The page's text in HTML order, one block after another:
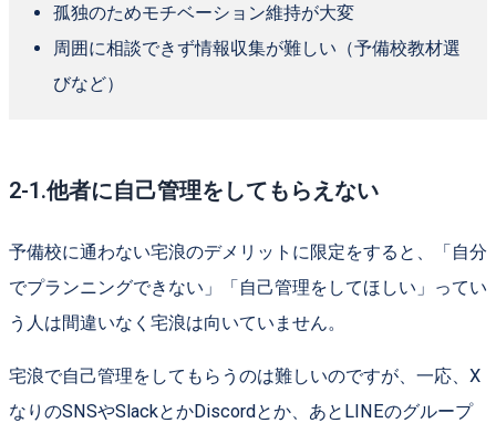
孤独のためモチベーション維持が大変
周囲に相談できず情報収集が難しい（予備校教材選
びなど）
2-1.他者に自己管理をしてもらえない
予備校に通わない宅浪のデメリットに限定をすると、「自分
でプランニングできない」「自己管理をしてほしい」ってい
う人は間違いなく宅浪は向いていません。
宅浪で自己管理をしてもらうのは難しいのですが、一応、X
なりのSNSやSlackとかDiscordとか、あとLINEのグループ